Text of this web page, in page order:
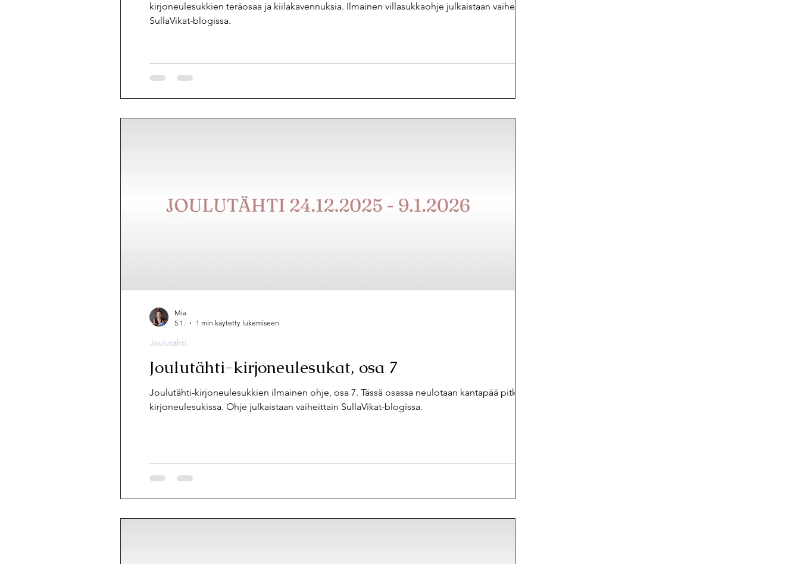
kirjoneulesukkien teräosaa ja kiilakavennuksia. Ilmainen villasukkaohje julkaistaan vaiheittain
SullaVikat-blogissa.
Joulutähti-kirjoneulesukat, osa 7
Joulutähti-kirjoneulesukkien ilmainen ohje, osa 7. Tässä osassa neulotaan kantapää pitkissä
kirjoneulesukissa. Ohje julkaistaan vaiheittain SullaVikat-blogissa.
Joulutähti
Mia
5.1.
1 min käytetty lukemiseen